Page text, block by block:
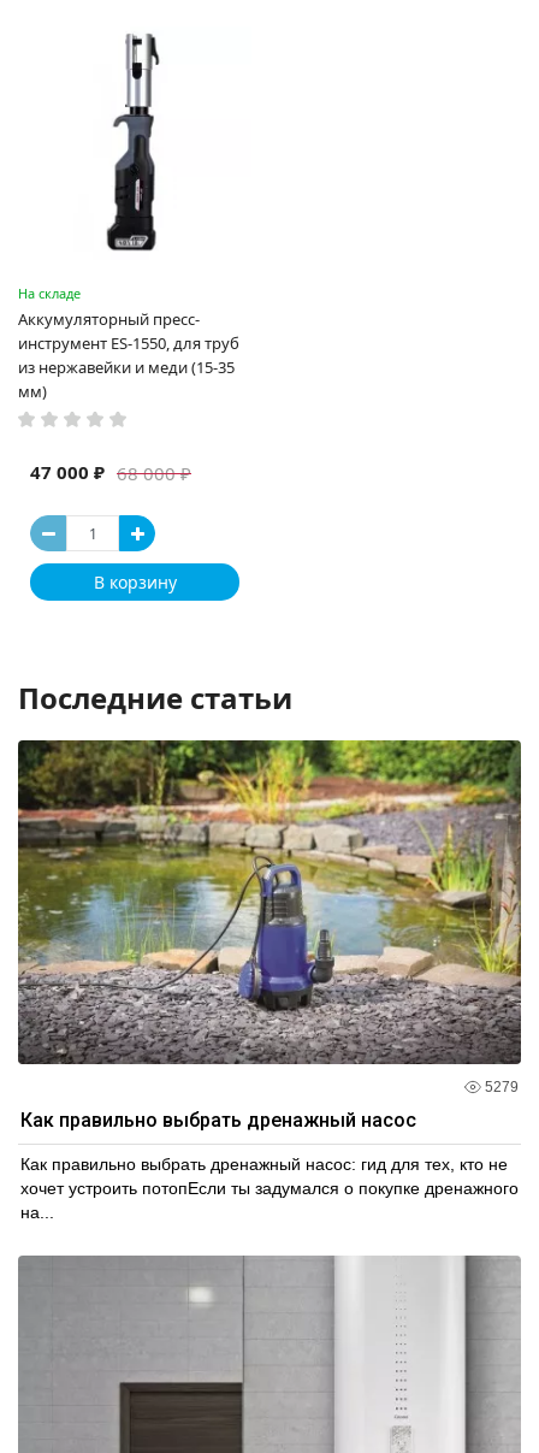
На складе
Аккумуляторный пресс-
инструмент ES-1550, для труб
из нержавейки и меди (15-35
мм)
68 000 ₽
47 000 ₽
В корзину
Последние статьи
5279
Как правильно выбрать дренажный насос
Как правильно выбрать дренажный насос: гид для тех, кто не
хочет устроить потопЕсли ты задумался о покупке дренажного
на...